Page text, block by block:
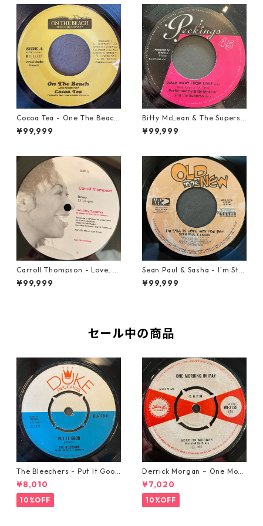
Cocoa Tea - One The Beach
【7-21919】
¥99,999
Bitty McLean & The Superso
nics - Walk Away From Love
【7-21989】
¥99,999
Carroll Thompson - Love, N
eed And Want You【12-2198
3】
¥99,999
Sean Paul & Sasha - I'm Still
In Love With You Boy【7-218
78】
¥99,999
セール中の商品
The Bleechers - Put It Good
【7-21637】
¥8,010
10%OFF
Derrick Morgan – One Morn
ing In May【7-21653】
¥7,020
10%OFF